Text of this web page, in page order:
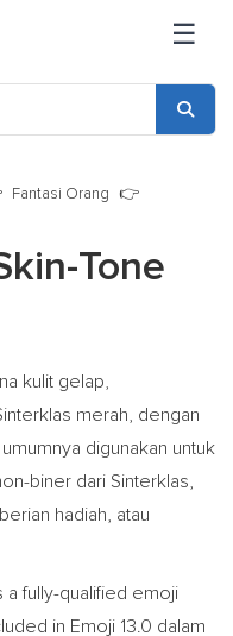
☰
Fantasi Orang
Tone
kulit gelap,
merah, dengan
digunakan untuk
biner dari Sinterklas,
hadiah, atau
a fully-qualified emoji
in Emoji 13.0 dalam